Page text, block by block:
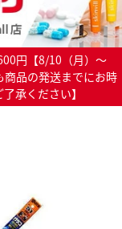
円【8/10（月）～
品の発送までにお時
承ください】